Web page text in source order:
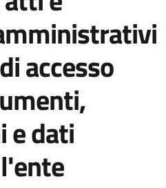
accesso
e dati